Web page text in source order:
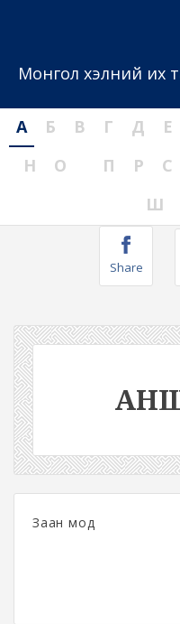
Монгол хэлний их
А Б В Г Д Е
Н
О П Р С
Ш
Share
Заан мод